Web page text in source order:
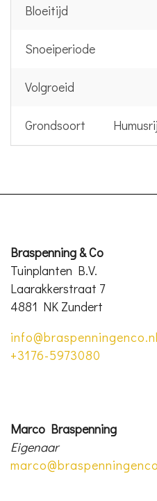
Bloeitijd
Snoeiperiode
Volgroeid
Grondsoort
Braspenning & Co
Tuinplanten B.V.
Laarakkerstraat 7
4881 NK Zundert
info@braspenningenco.nl
+3176-5973080
Marco Braspenning
Eigenaar